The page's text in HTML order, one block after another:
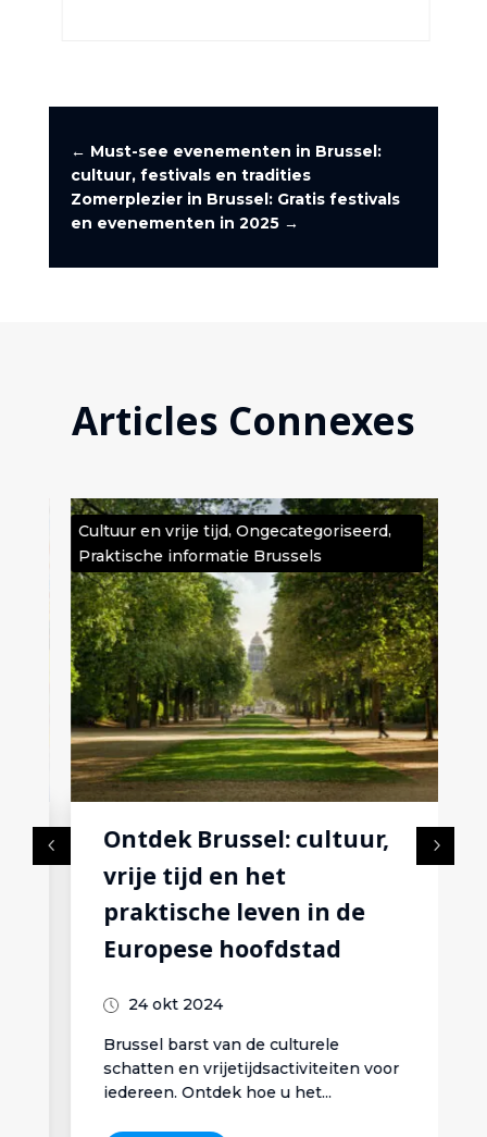
← Must-see evenementen in Brussel:
cultuur, festivals en tradities
Zomerplezier in Brussel: Gratis festivals
en evenementen in 2025→
Articles Connexes
Cultuur en vrije tijd,Ongecategoriseerd,
Praktische informatie Brussels
Ontdek Brussel: cultuur,
vrije tijd en het
praktische leven in de
Europese hoofdstad
24 okt 2024
Brussel barst van de culturele
schatten en vrijetijdsactiviteiten voor
iedereen. Ontdek hoe u het...